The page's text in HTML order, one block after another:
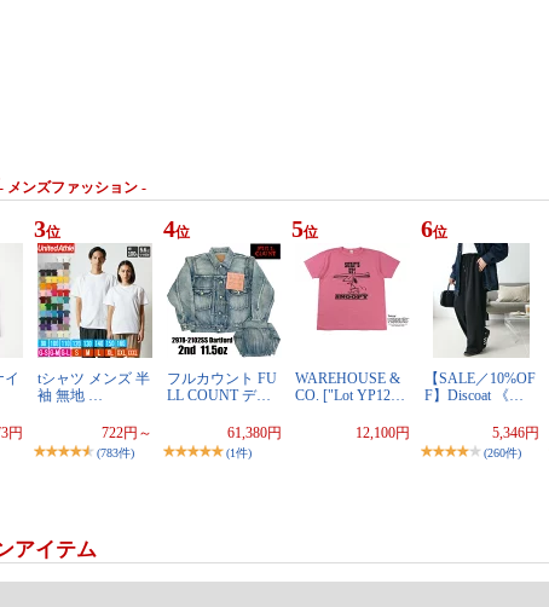
- メンズファッション -
イ
円
3位
tシャツ メンズ 半
袖 無地 …
722円～
(783件)
4位
フルカウント FU
LL COUNT デ…
61,380円
(1件)
5位
WAREHOUSE &
CO. ["Lot YP12…
12,100円
6位
【SALE／10%OF
F】Discoat 《…
5,346円
(260件)
アイテム